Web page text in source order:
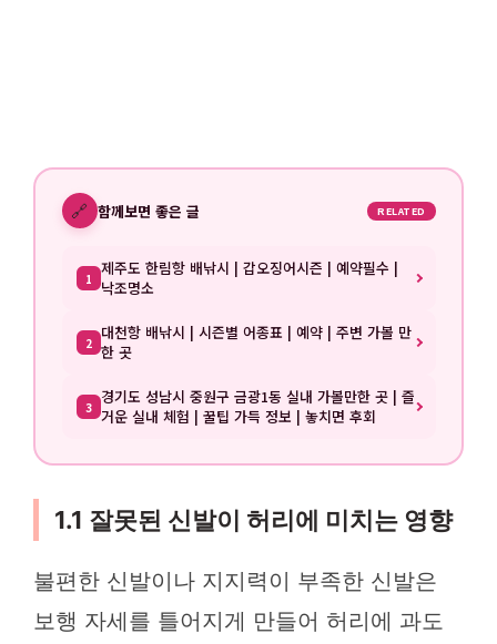
🔗 함께보면 좋은 글 RELATED
1 제주도 한림항 배낚시 | 갑오징어시즌 | 예약필수 |
낙조명소
2 대천항 배낚시 | 시즌별 어종표 | 예약 | 주변 가볼 만
한 곳
3 경기도 성남시 중원구 금광1동 실내 가볼만한 곳 | 즐
거운 실내 체험 | 꿀팁 가득 정보 | 놓치면 후회
1.1 잘못된 신발이 허리에 미치는 영향
불편한 신발이나 지지력이 부족한 신발은
보행 자세를 틀어지게 만들어 허리에 과도